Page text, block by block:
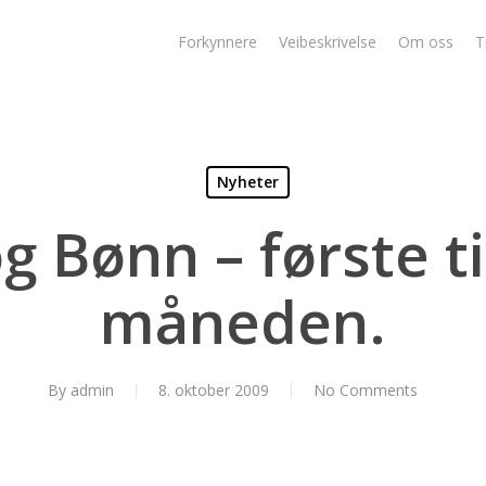
Forkynnere Veibeskrivelse Om oss
Nyheter
Bønn – første
måneden.
By admin 8. oktober 2009 No Comments